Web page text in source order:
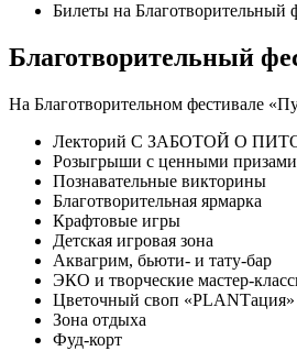
Билеты на Благотворительный
Благотворительный
На Благотворительном фестивале
Лекторий С ЗАБОТОЙ О
Розыгрыши с ценными призами
Познавательные викторины
Благотворительная ярмарка
Крафтовые игры
Детская игровая зона
Аквагрим, бьюти- и тату-бар
ЭКО и творческие мастер-
Цветочный своп «PLANTация»
Зона отдыха
Фуд-корт